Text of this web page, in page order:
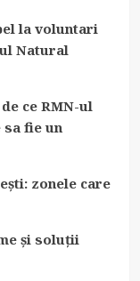
la voluntari
Natural
ce RMN-ul
fie un
zonele care
și soluții